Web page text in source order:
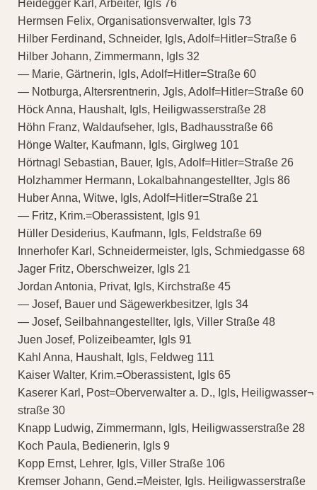
Heidegger Karl, Arbeiter, Igls 76
Hermsen Felix, Organisationsverwalter, Igls 73
Hilber Ferdinand, Schneider, Igls, Adolf=Hitler=Straße 6
Hilber Johann, Zimmermann, Igls 32
— Marie, Gärtnerin, Igls, Adolf=Hitler=Straße 60
— Notburga, Altersrentnerin, Jgls, Adolf=Hitler=Straße 60
Höck Anna, Haushalt, Igls, Heiligwasserstraße 28
Höhn Franz, Waldaufseher, Igls, Badhausstraße 66
Hönge Walter, Kaufmann, Igls, Girglweg 101
Hörtnagl Sebastian, Bauer, Igls, Adolf=Hitler=Straße 26
Holzhammer Hermann, Lokalbahnangestellter, Jgls 86
Huber Anna, Witwe, Igls, Adolf=Hitler=Straße 21
— Fritz, Krim.=Oberassistent, Igls 91
Hüller Desiderius, Kaufmann, Igls, Feldstraße 69
Innerhofer Karl, Schneidermeister, Igls, Schmiedgasse 68
Jager Fritz, Oberschweizer, Igls 21
Jordan Antonia, Privat, Igls, Kirchstraße 45
— Josef, Bauer und Sägewerkbesitzer, Igls 34
— Josef, Seilbahnangestellter, Igls, Viller Straße 48
Juen Josef, Polizeibeamter, Igls 91
Kahl Anna, Haushalt, Igls, Feldweg 111
Kaiser Walter, Krim.=Oberassistent, Igls 65
Kaserer Karl, Post=Oberverwalter a. D., Igls, Heiligwasser¬
straße 30
Knapp Ludwig, Zimmermann, Igls, Heiligwasserstraße 28
Koch Paula, Bedienerin, Igls 9
Kopp Ernst, Lehrer, Igls, Viller Straße 106
Kremser Johann, Gend.=Meister, Igls. Heiligwasserstraße